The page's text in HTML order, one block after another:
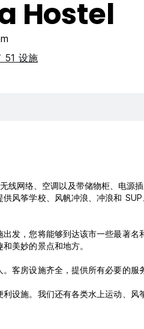
Hostel
51 设施
网络、空调以及带储物柜、电源
风筝学校、风帆冲浪、冲浪和
发，您将能够到达该市一些最著
美妙的景点和地方。
客房设施齐全，提供所有必要的服
设施。我们还有各类水上运动、风